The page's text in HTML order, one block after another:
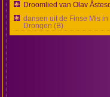
Droomlied van Olav
dansen uit de Finse Mis in
Drongen (B)